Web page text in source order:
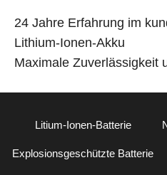
24 Jahre Erfahrung im
Lithium-Ionen-Akku
Maximale Zuverlässigkeit
Litium-Ionen-Batterie
Explosionsgeschützte Batterie